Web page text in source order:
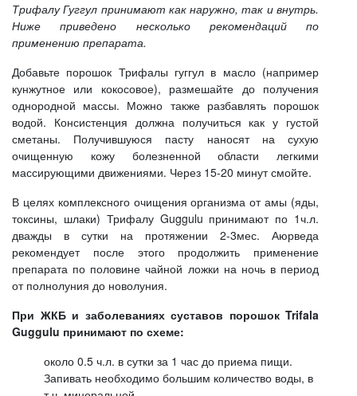
Трифалу Гуггул принимают как наружно, так и внутрь.
Ниже приведено несколько рекомендаций по
применению препарата.
Добавьте порошок Трифалы гуггул в масло (например
кунжутное или кокосовое), размешайте до получения
однородной массы. Можно также разбавлять порошок
водой. Консистенция должна получиться как у густой
сметаны. Получившуюся пасту наносят на сухую
очищенную кожу болезненной области легкими
массирующими движениями. Через 15-20 минут смойте.
В целях комплексного очищения организма от амы (яды,
токсины, шлаки) Трифалу Guggulu принимают по 1ч.л.
дважды в сутки на протяжении 2-3мес. Аюрведа
рекомендует после этого продолжить применение
препарата по половине чайной ложки на ночь в период
от полнолуния до новолуния.
При ЖКБ и заболеваниях суставов порошок Trifala
Guggulu принимают по схеме:
около 0.5 ч.л. в сутки за 1 час до приема пищи.
Запивать необходимо большим количество воды, в